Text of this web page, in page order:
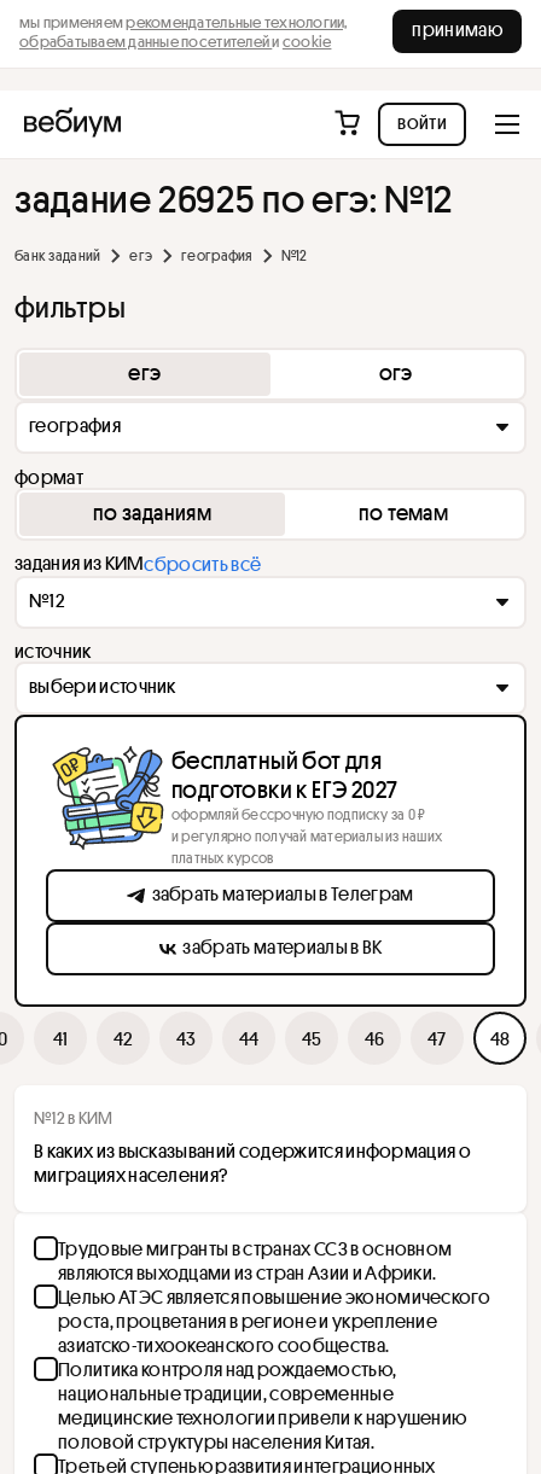
мы применяемрекомендательные технологии,
обрабатываем данные посетителейи cookie
принимаю
войти
задание 26925 по егэ: №12
банк заданий егэ география №12
фильтры
егэ огэ
география
формат
по заданиям по темам
задания из КИМсбросить всё
№12
источник
выбери источник
41 42 43 44 45 46 47 48
№12 в КИМ
В каких из высказываний содержится информация о
миграциях населения?
Трудовые мигранты в странах ССЗ в основном
являются выходцами из стран Азии и Африки.
Целью АТЭС является повышение экономического
роста, процветания в регионе и укрепление
азиатско-тихоокеанского сообщества.
Политика контроля над рождаемостью,
национальные традиции, современные
медицинские технологии привели к нарушению
половой структуры населения Китая.
Третьей ступенью развития интеграционных
бесплатный бот для
подготовки к ЕГЭ 2027
оформляй бессрочную подписку за 0 ₽
и регулярно получай материалы из наших
платных курсов
забрать материалы в Телеграм
забрать материалы в ВК